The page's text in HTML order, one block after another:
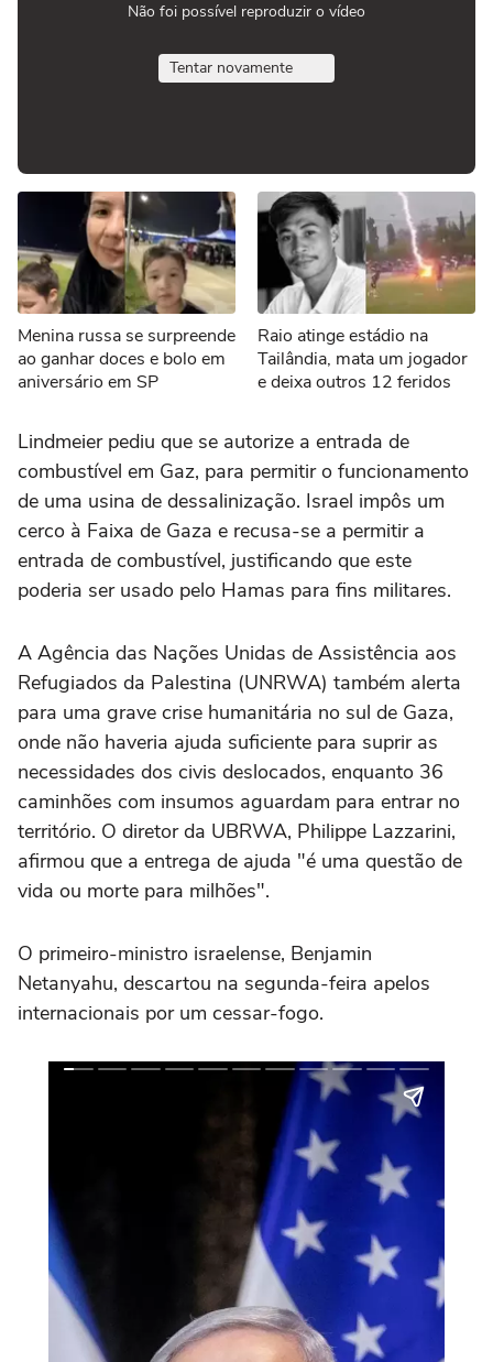
Não foi possível reproduzir o vídeo
Tentar novamente
Menina russa se surpreende
ao ganhar doces e bolo em
aniversário em SP
Raio atinge estádio na
Tailândia, mata um jogador
e deixa outros 12 feridos
Lindmeier pediu que se autorize a entrada de
combustível em Gaz, para permitir o funcionamento
de uma usina de dessalinização. Israel impôs um
cerco à Faixa de Gaza e recusa-se a permitir a
entrada de combustível, justificando que este
poderia ser usado pelo Hamas para fins militares.
A Agência das Nações Unidas de Assistência aos
Refugiados da Palestina (UNRWA) também alerta
para uma grave crise humanitária no sul de Gaza,
onde não haveria ajuda suficiente para suprir as
necessidades dos civis deslocados, enquanto 36
caminhões com insumos aguardam para entrar no
território. O diretor da UBRWA, Philippe Lazzarini,
afirmou que a entrega de ajuda "é uma questão de
vida ou morte para milhões".
O primeiro-ministro israelense, Benjamin
Netanyahu, descartou na segunda-feira apelos
internacionais por um cessar-fogo.